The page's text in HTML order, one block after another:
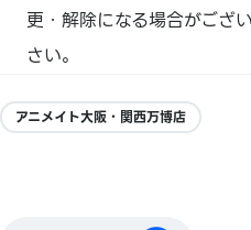
更・解除になる場合がござ
さい。
アニメイト大阪・関西万博店